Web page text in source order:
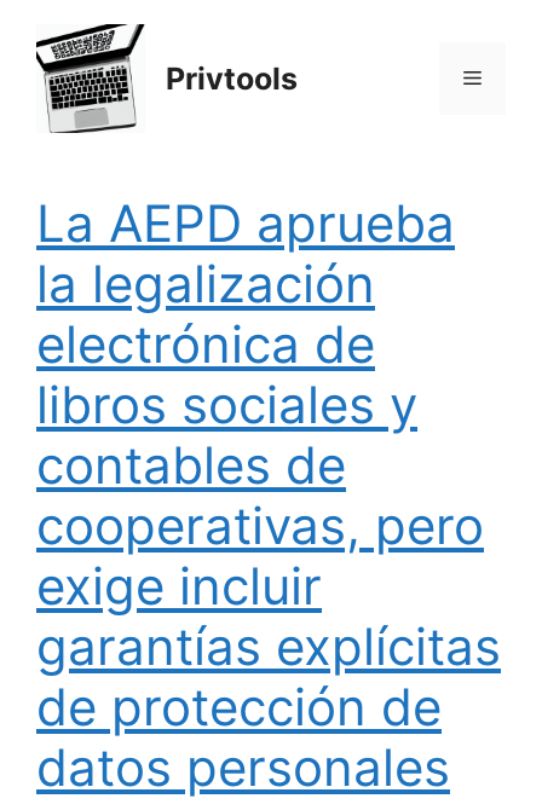
contenido
Privtools Menú
La AEPD aprueba
la legalización
electrónica de
libros sociales y
contables de
cooperativas, pero
exige incluir
garantías explícitas
de protección de
datos personales